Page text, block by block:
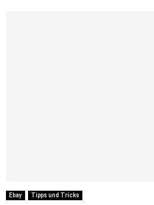
Ebay Tipps und Tricks